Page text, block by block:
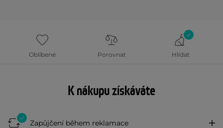
Oblíbené Porovnat Hlídat
K nákupu získáváte
Zapůjčení během reklamace